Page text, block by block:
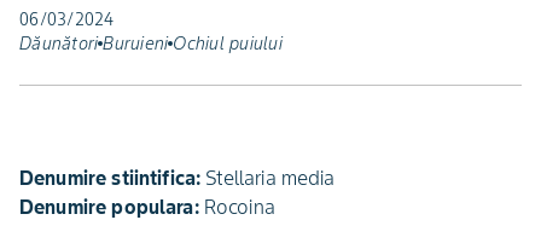
06/03/2024
Dăunători Buruieni Ochiul puiului
Denumire stiintifica: Stellaria media
Denumire populara:Rocoina